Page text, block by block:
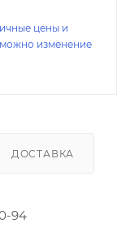
цены и
изменение
ДОСТАВКА
94